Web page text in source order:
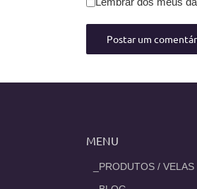
MENU
_PRODUTOS / VELAS